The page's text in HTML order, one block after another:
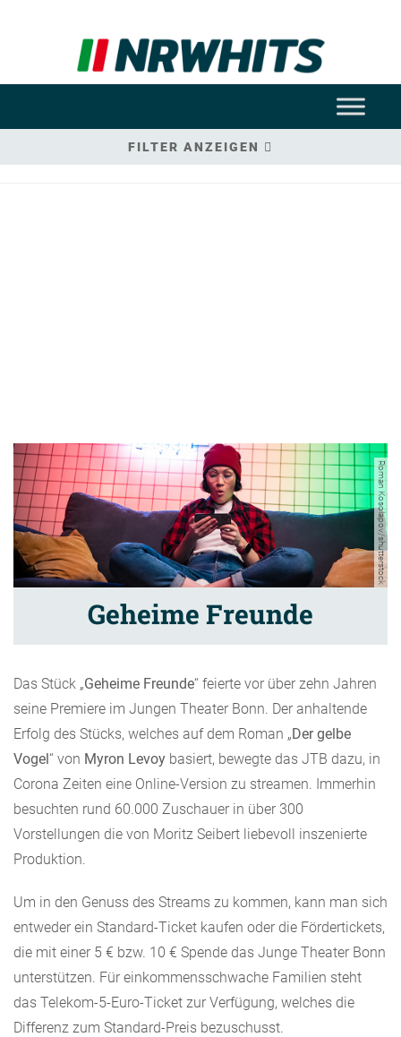
FILTER ANZEIGEN
Roman Kosolapov/shutterstock
Geheime Freunde
Das Stück „Geheime Freunde“ feierte vor über zehn Jahren
seine Premiere im Jungen Theater Bonn. Der anhaltende
Erfolg des Stücks, welches auf dem Roman „Der gelbe
Vogel“ von Myron Levoy basiert, bewegte das JTB dazu, in
Corona Zeiten eine Online-Version zu streamen. Immerhin
besuchten rund 60.000 Zuschauer in über 300
Vorstellungen die von Moritz Seibert liebevoll inszenierte
Produktion.
Um in den Genuss des Streams zu kommen, kann man sich
entweder ein Standard-Ticket kaufen oder die Fördertickets,
die mit einer 5 € bzw. 10 € Spende das Junge Theater Bonn
unterstützen. Für einkommensschwache Familien steht
das Telekom-5-Euro-Ticket zur Verfügung, welches die
Differenz zum Standard-Preis bezuschusst.